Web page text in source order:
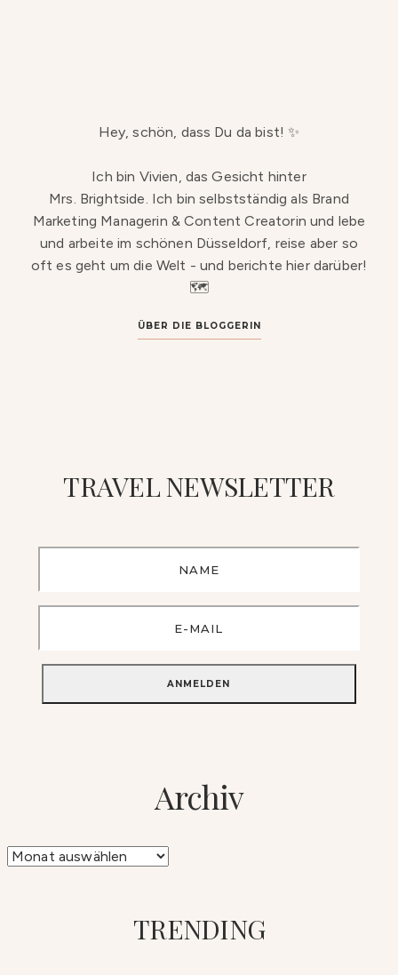
Hey, schön, dass Du da bist! ✨
Ich bin Vivien, das Gesicht hinter
Mrs. Brightside. Ich bin selbstständig als Brand
Marketing Managerin & Content Creatorin und lebe
und arbeite im schönen Düsseldorf, reise aber so
oft es geht um die Welt - und berichte hier darüber!
🗺️
ÜBER DIE BLOGGERIN
TRAVEL NEWSLETTER
Archiv
Archiv
TRENDING